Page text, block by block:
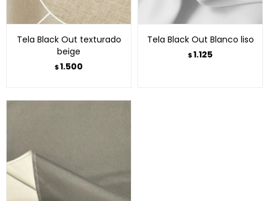
Tela Black Out texturado
beige
$1.500
Tela Black Out Blanco liso
$1.125